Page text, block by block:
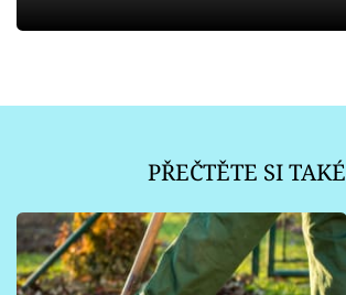
PŘEČTĚTE SI TAKÉ